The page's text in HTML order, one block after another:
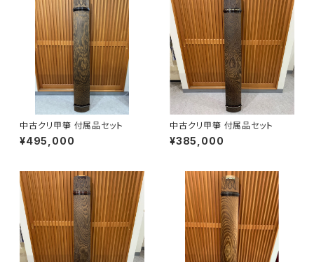
中古クリ甲箏 付属品セット
¥495,000
中古クリ甲箏 付属品セット
¥385,000